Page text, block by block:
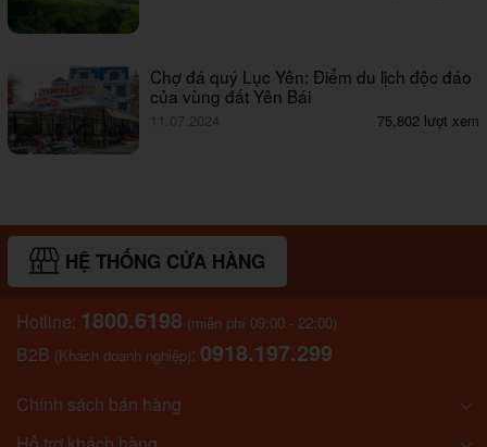
Chợ đá quý Lục Yên: Điểm du lịch độc đáo
của vùng đất Yên Bái
11.07.2024 75,802 lượt xem
HỆ THỐNG CỬA HÀNG
Hotline: 1800.6198 (miễn phí 09:00 - 22:00)
B2B (Khách doanh nghiệp): 0918.197.299
Chính sách bán hàng